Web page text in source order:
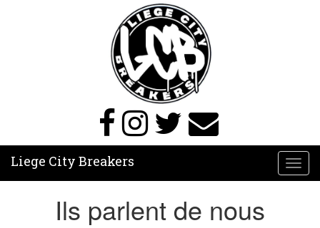
Liege City Breakers
Ils parlent de nous